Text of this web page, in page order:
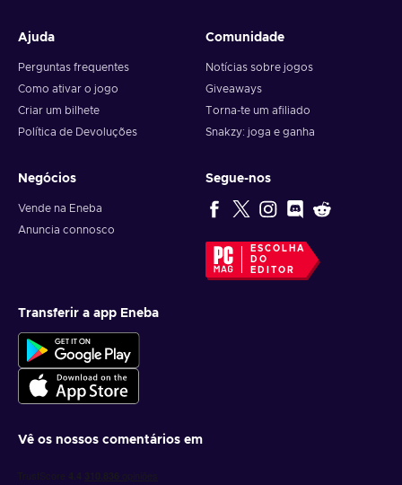
Ajuda
Perguntas frequentes
Como ativar o jogo
Criar um bilhete
Política de Devoluções
Comunidade
Notícias sobre jogos
Giveaways
Torna-te um afiliado
Snakzy: joga e ganha
Negócios
Vende na Eneba
Anuncia connosco
Segue-nos
ESCOLHA
DO
EDITOR
Transferir a app Eneba
Vê os nossos comentários em